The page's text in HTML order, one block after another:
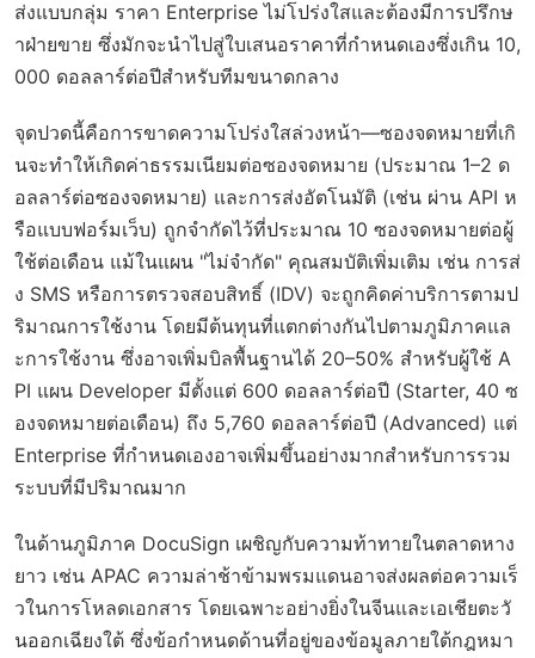
ส่งแบบกลุ่ม ราคา Enterprise ไม่โปร่งใสและต้องมีการปรึกษ
าฝ่ายขาย ซึ่งมักจะนำไปสู่ใบเสนอราคาที่กำหนดเองซึ่งเกิน 10,
000 ดอลลาร์ต่อปีสำหรับทีมขนาดกลาง
จุดปวดนี้คือการขาดความโปร่งใสล่วงหน้า—ซองจดหมายที่เกิ
นจะทำให้เกิดค่าธรรมเนียมต่อซองจดหมาย (ประมาณ 1–2 ด
อลลาร์ต่อซองจดหมาย) และการส่งอัตโนมัติ (เช่น ผ่าน API ห
รือแบบฟอร์มเว็บ) ถูกจำกัดไว้ที่ประมาณ 10 ซองจดหมายต่อผู้
ใช้ต่อเดือน แม้ในแผน "ไม่จำกัด" คุณสมบัติเพิ่มเติม เช่น การส่
ง SMS หรือการตรวจสอบสิทธิ์ (IDV) จะถูกคิดค่าบริการตามป
ริมาณการใช้งาน โดยมีต้นทุนที่แตกต่างกันไปตามภูมิภาคแล
ะการใช้งาน ซึ่งอาจเพิ่มบิลพื้นฐานได้ 20–50% สำหรับผู้ใช้ A
PI แผน Developer มีตั้งแต่ 600 ดอลลาร์ต่อปี (Starter, 40 ซ
องจดหมายต่อเดือน) ถึง 5,760 ดอลลาร์ต่อปี (Advanced) แต่
Enterprise ที่กำหนดเองอาจเพิ่มขึ้นอย่างมากสำหรับการรวม
ระบบที่มีปริมาณมาก
ในด้านภูมิภาค DocuSign เผชิญกับความท้าทายในตลาดหาง
ยาว เช่น APAC ความล่าช้าข้ามพรมแดนอาจส่งผลต่อความเร็
วในการโหลดเอกสาร โดยเฉพาะอย่างยิ่งในจีนและเอเชียตะวั
นออกเฉียงใต้ ซึ่งข้อกำหนดด้านที่อยู่ของข้อมูลภายใต้กฎหมา